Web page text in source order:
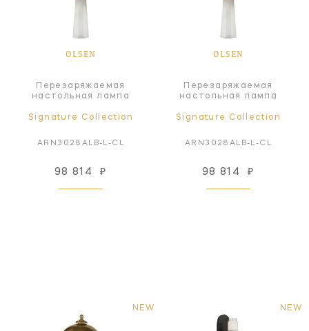
OLSEN
Перезаряжаемая
настольная лампа
Signature Collection
ARN3028ALB-L-CL
98 814 ₽
OLSEN
Перезаряжаемая
настольная лампа
Signature Collection
ARN3028ALB-L-CL
98 814 ₽
NEW NEW